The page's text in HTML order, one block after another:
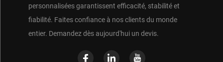
personnalisées garantissent efficacité, stabilité et
fiabilité. Faites confiance à nos clients du monde
entier. Demandez dès aujourd'hui un devis.